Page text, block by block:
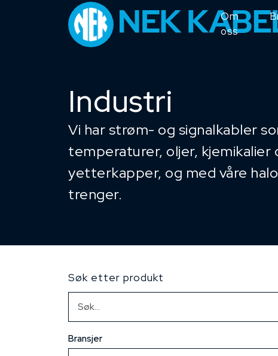
Om
oss
Industri
Vi har strøm- og signalkabler
temperaturer, oljer, kjemikalier
yetterkapper, og med våre
trenger.
Søk etter produkt
Bransjer